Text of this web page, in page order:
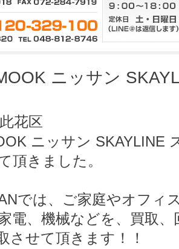
ニッサン
花区
ニッサン SKAYLINE
頂きました。
では、ご家庭やオフィ
電、機械などを、買取
させて頂きます！！